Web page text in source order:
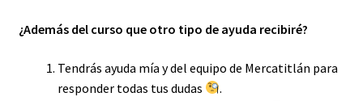
‍¿Además del curso que otro tipo de ayuda recibiré?
Tendrás ayuda mía y del equipo de Mercatitlán para
responder todas tus dudas
.